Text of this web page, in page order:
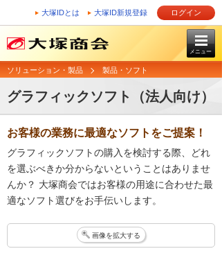
大塚IDとは 大塚ID新規登録 ログイン
メニュー
ソリューション・製品 製品・ソフト
グラフィックソフト（法人向け）
お客様の業務に最適なソフトをご提案！
グラフィックソフトの購入を検討する際、どれ
を選ぶべきか分からないということはありませ
んか？ 大塚商会ではお客様の用途に合わせた最
適なソフト選びをお手伝いします。
画像を拡大する